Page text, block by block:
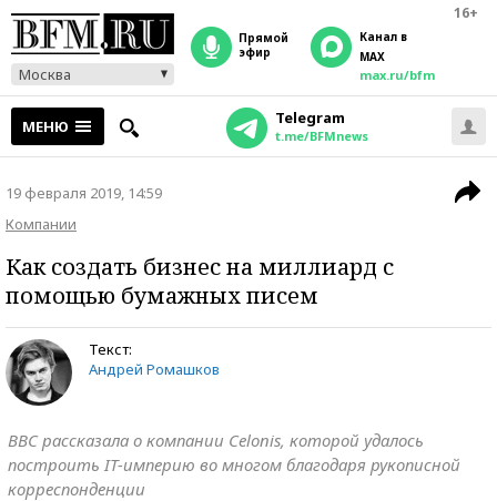
16+
Москва
прямой
эфир
Канал в
MAX
max.ru/bfm
МЕНЮ Telegram
t.me/BFMnews
19 февраля 2019, 14:59
Компании
Как создать бизнес на миллиард с
помощью бумажных писем
Текст:
Андрей Ромашков
BBC рассказала о компании Celonis, которой удалось
построить IT-империю во многом благодаря рукописной
корреспонденции